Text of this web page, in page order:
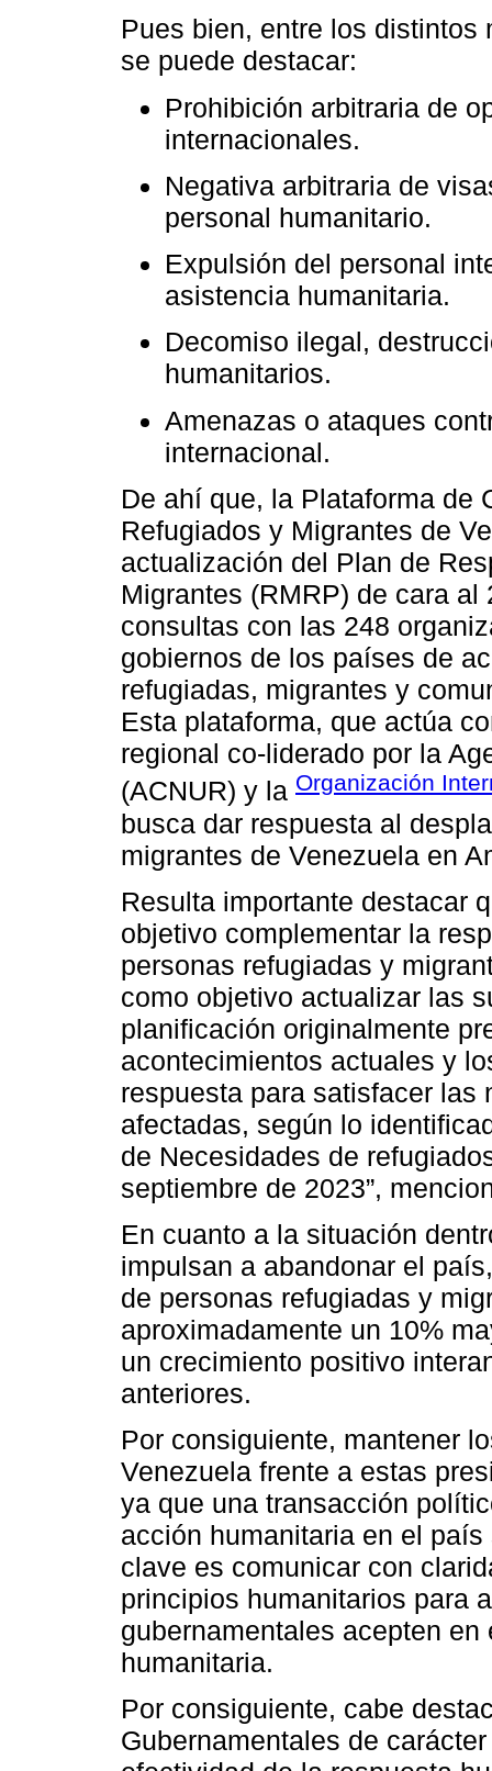
Pues bien, entre los
se puede destacar:
Prohibición arbitraria de
internacionales.
Negativa arbitraria de
personal humanitario.
Expulsión del personal
asistencia humanitaria.
Decomiso ilegal,
humanitarios.
Amenazas o ataques
internacional.
De ahí que, la Plataforma de
Refugiados y Migrantes de
actualización del Plan de
Migrantes (RMRP) de cara
consultas con las 248
gobiernos de los países de
refugiadas, migrantes y
Esta plataforma, que actúa
regional co-liderado por la
(ACNUR) y la Organización
busca dar respuesta al
migrantes de Venezuela en
Resulta importante destacar
objetivo complementar la
personas refugiadas y
como objetivo actualizar las
planificación originalmente
acontecimientos actuales y
respuesta para satisfacer
afectadas, según lo
de Necesidades de
septiembre de 2023”,
En cuanto a la situación
impulsan a abandonar el
de personas refugiadas y
aproximadamente un 10%
un crecimiento positivo
anteriores.
Por consiguiente, mantener
Venezuela frente a estas
ya que una transacción
acción humanitaria en el
clave es comunicar con
principios humanitarios para
gubernamentales acepten
humanitaria.
Por consiguiente, cabe
Gubernamentales de